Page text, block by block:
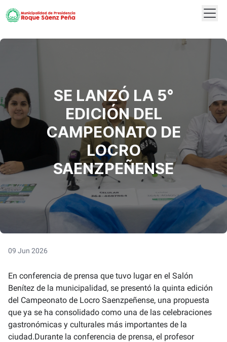
SE LANZÓ LA 5°
EDICIÓN DEL
CAMPEONATO DE
LOCRO
SAENZPEÑENSE
09 Jun 2026
En conferencia de prensa que tuvo lugar en el Salón
Benítez de la municipalidad, se presentó la quinta edición
del Campeonato de Locro Saenzpeñense, una propuesta
que ya se ha consolidado como una de las celebraciones
gastronómicas y culturales más importantes de la
ciudad.Durante la conferencia de prensa, el profesor